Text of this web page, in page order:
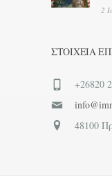
2
ΣΤΟΙΧΕΊΑ
+26820
48100